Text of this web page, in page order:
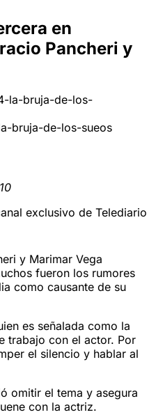
en
Pancheri y
bruja-de-los-sueos
exclusivo de Telediario
y Marimar Vega
fueron los rumores
como causante de su
es señalada como la
trabajo con el actor. Por
el silencio y hablar al
omitir el tema y asegura
con la actriz.